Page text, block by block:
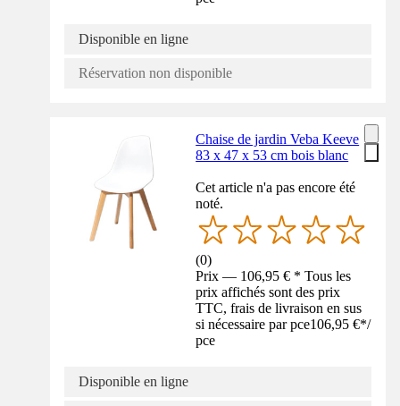
Disponible en ligne
Réservation non disponible
Chaise de jardin Veba Keeve
83 x 47 x 53 cm bois blanc
Cet article n'a pas encore été
noté.
(0)
Prix — 106,95 € * Tous les
prix affichés sont des prix
TTC, frais de livraison en sus
si nécessaire par pce106,95 €*/
pce
Disponible en ligne